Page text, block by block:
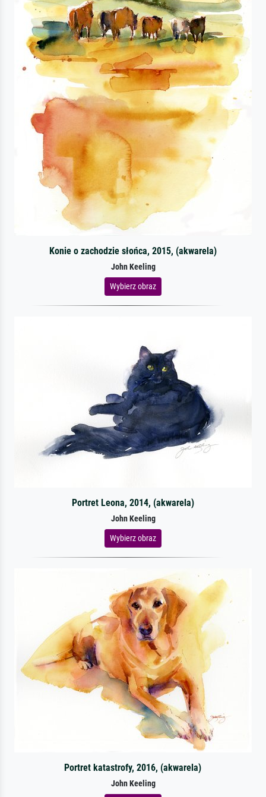
Konie o zachodzie słońca, 2015, (akwarela)
John Keeling
Wybierz obraz
Portret Leona, 2014, (akwarela)
John Keeling
Wybierz obraz
Portret katastrofy, 2016, (akwarela)
John Keeling